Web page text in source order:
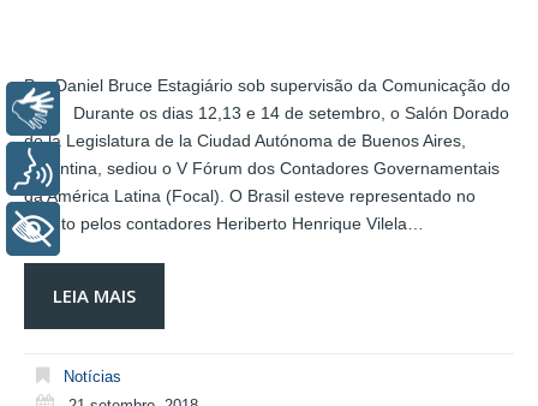
Por Daniel Bruce Estagiário sob supervisão da Comunicação do
CFC Durante os dias 12,13 e 14 de setembro, o Salón Dorado
de la Legislatura de la Ciudad Autónoma de Buenos Aires,
Argentina, sediou o V Fórum dos Contadores Governamentais
da América Latina (Focal). O Brasil esteve representado no
evento pelos contadores Heriberto Henrique Vilela…
LEIA MAIS
Notícias
Libras
Voz
+ Acessibilidade